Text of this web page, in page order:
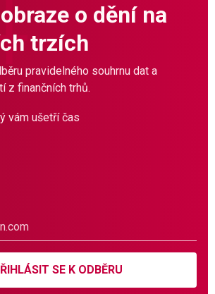
o dění na
trzích
pravidelného souhrnu dat a
z finančních trhů.
vám ušetří čas
SE K ODBĚRU